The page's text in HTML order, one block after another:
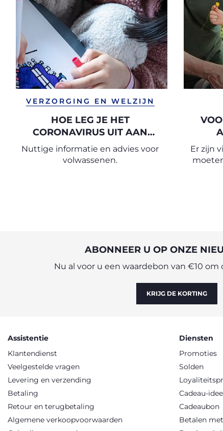
VERZORGING EN WELZIJN
HOE LEG JE HET
CORONAVIRUS UIT AAN
KINDEREN?
Nuttige informatie en advies voor
volwassenen.
Er zijn
ABONNEER U OP ONZE
Nu al voor u een waardebon van €10
KRIJG DE KORTING
Assistentie
Klantendienst
Veelgestelde vragen
Levering en verzending
Betaling
Retour en terugbetaling
Algemene verkoopvoorwaarden
Diensten
Promoties
Solden
Cadeau-
Cadeaubon
Betalen